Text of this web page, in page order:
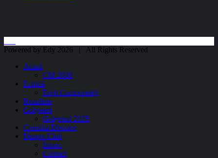
Powered by Edy 2026 | All Rights Reserved
Acasă
CM 2026
Echipă
Foști Componenți
Rezultate
Golgeteri
Golgeteri 2025
Consiliu Director
Despre Club
Istoric
Contact